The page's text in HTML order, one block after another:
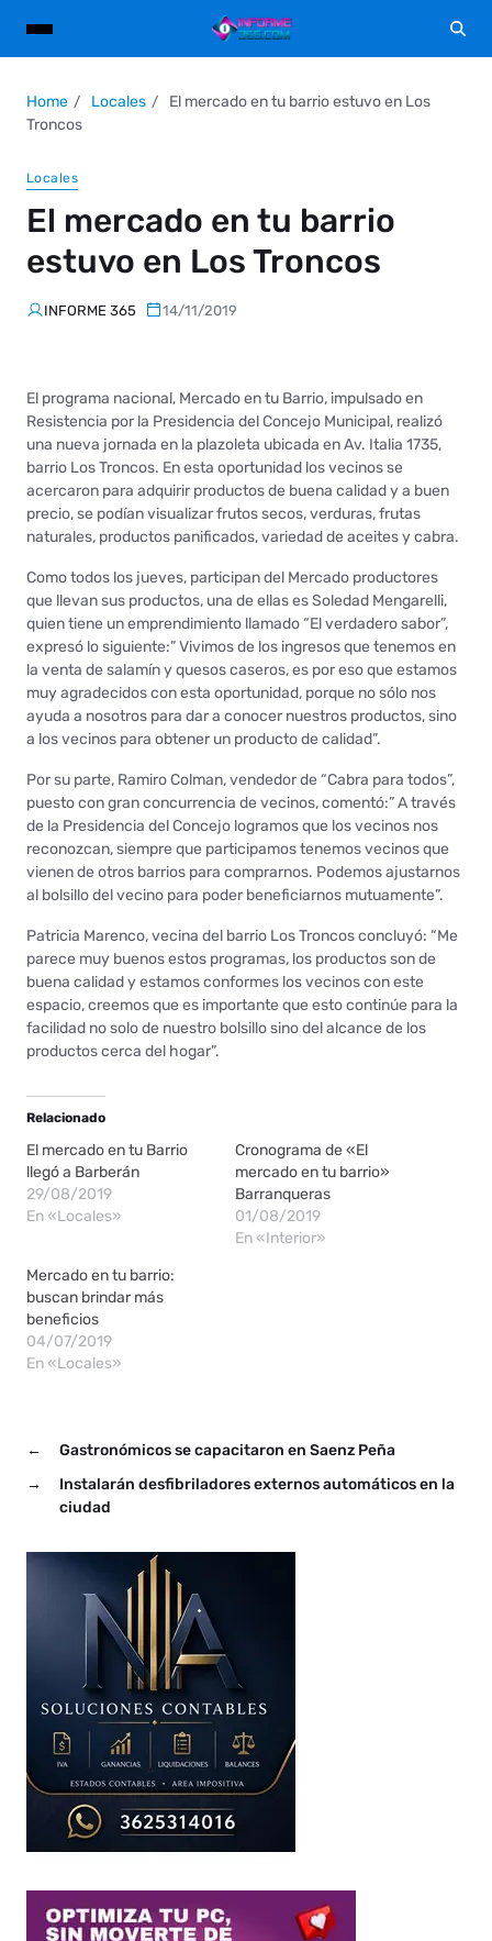
Home Locales
El mercado en tu barrio estuvo en Los
Troncos
Locales
El mercado en tu barrio
estuvo en Los Troncos
INFORME 365 14/11/2019
El programa nacional, Mercado en tu Barrio, impulsado en
Resistencia por la Presidencia del Concejo Municipal, realizó
una nueva jornada en la plazoleta ubicada en Av. Italia 1735,
barrio Los Troncos. En esta oportunidad los vecinos se
acercaron para adquirir productos de buena calidad y a buen
precio, se podían visualizar frutos secos, verduras, frutas
naturales, productos panificados, variedad de aceites y cabra.
Como todos los jueves, participan del Mercado productores
que llevan sus productos, una de ellas es Soledad Mengarelli,
quien tiene un emprendimiento llamado “El verdadero sabor”,
expresó lo siguiente:” Vivimos de los ingresos que tenemos en
la venta de salamín y quesos caseros, es por eso que estamos
muy agradecidos con esta oportunidad, porque no sólo nos
ayuda a nosotros para dar a conocer nuestros productos, sino
a los vecinos para obtener un producto de calidad”.
Por su parte, Ramiro Colman, vendedor de “Cabra para todos”,
puesto con gran concurrencia de vecinos, comentó:” A través
de la Presidencia del Concejo logramos que los vecinos nos
reconozcan, siempre que participamos tenemos vecinos que
vienen de otros barrios para comprarnos. Podemos ajustarnos
al bolsillo del vecino para poder beneficiarnos mutuamente”.
Patricia Marenco, vecina del barrio Los Troncos concluyó: “Me
parece muy buenos estos programas, los productos son de
buena calidad y estamos conformes los vecinos con este
espacio, creemos que es importante que esto continúe para la
facilidad no solo de nuestro bolsillo sino del alcance de los
productos cerca del hogar”.
Relacionado
El mercado en tu Barrio
llegó a Barberán
29/08/2019
En «Locales»
Cronograma de «El
mercado en tu barrio»
Barranqueras
01/08/2019
En «Interior»
Mercado en tu barrio:
buscan brindar más
beneficios
04/07/2019
En «Locales»
←
Gastronómicos se capacitaron en Saenz Peña
→
Instalarán desfibriladores externos automáticos en la
ciudad